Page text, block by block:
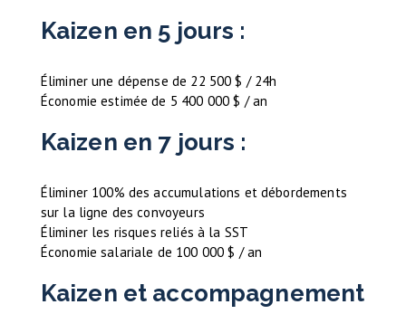
Kaizen en 5 jours :
Éliminer une dépense de 22 500 $ / 24h
Économie estimée de 5 400 000 $ / an
Kaizen en 7 jours :
Éliminer 100% des accumulations et débordements
sur la ligne des convoyeurs
Éliminer les risques reliés à la SST
Économie salariale de 100 000 $ / an
Kaizen et accompagnement